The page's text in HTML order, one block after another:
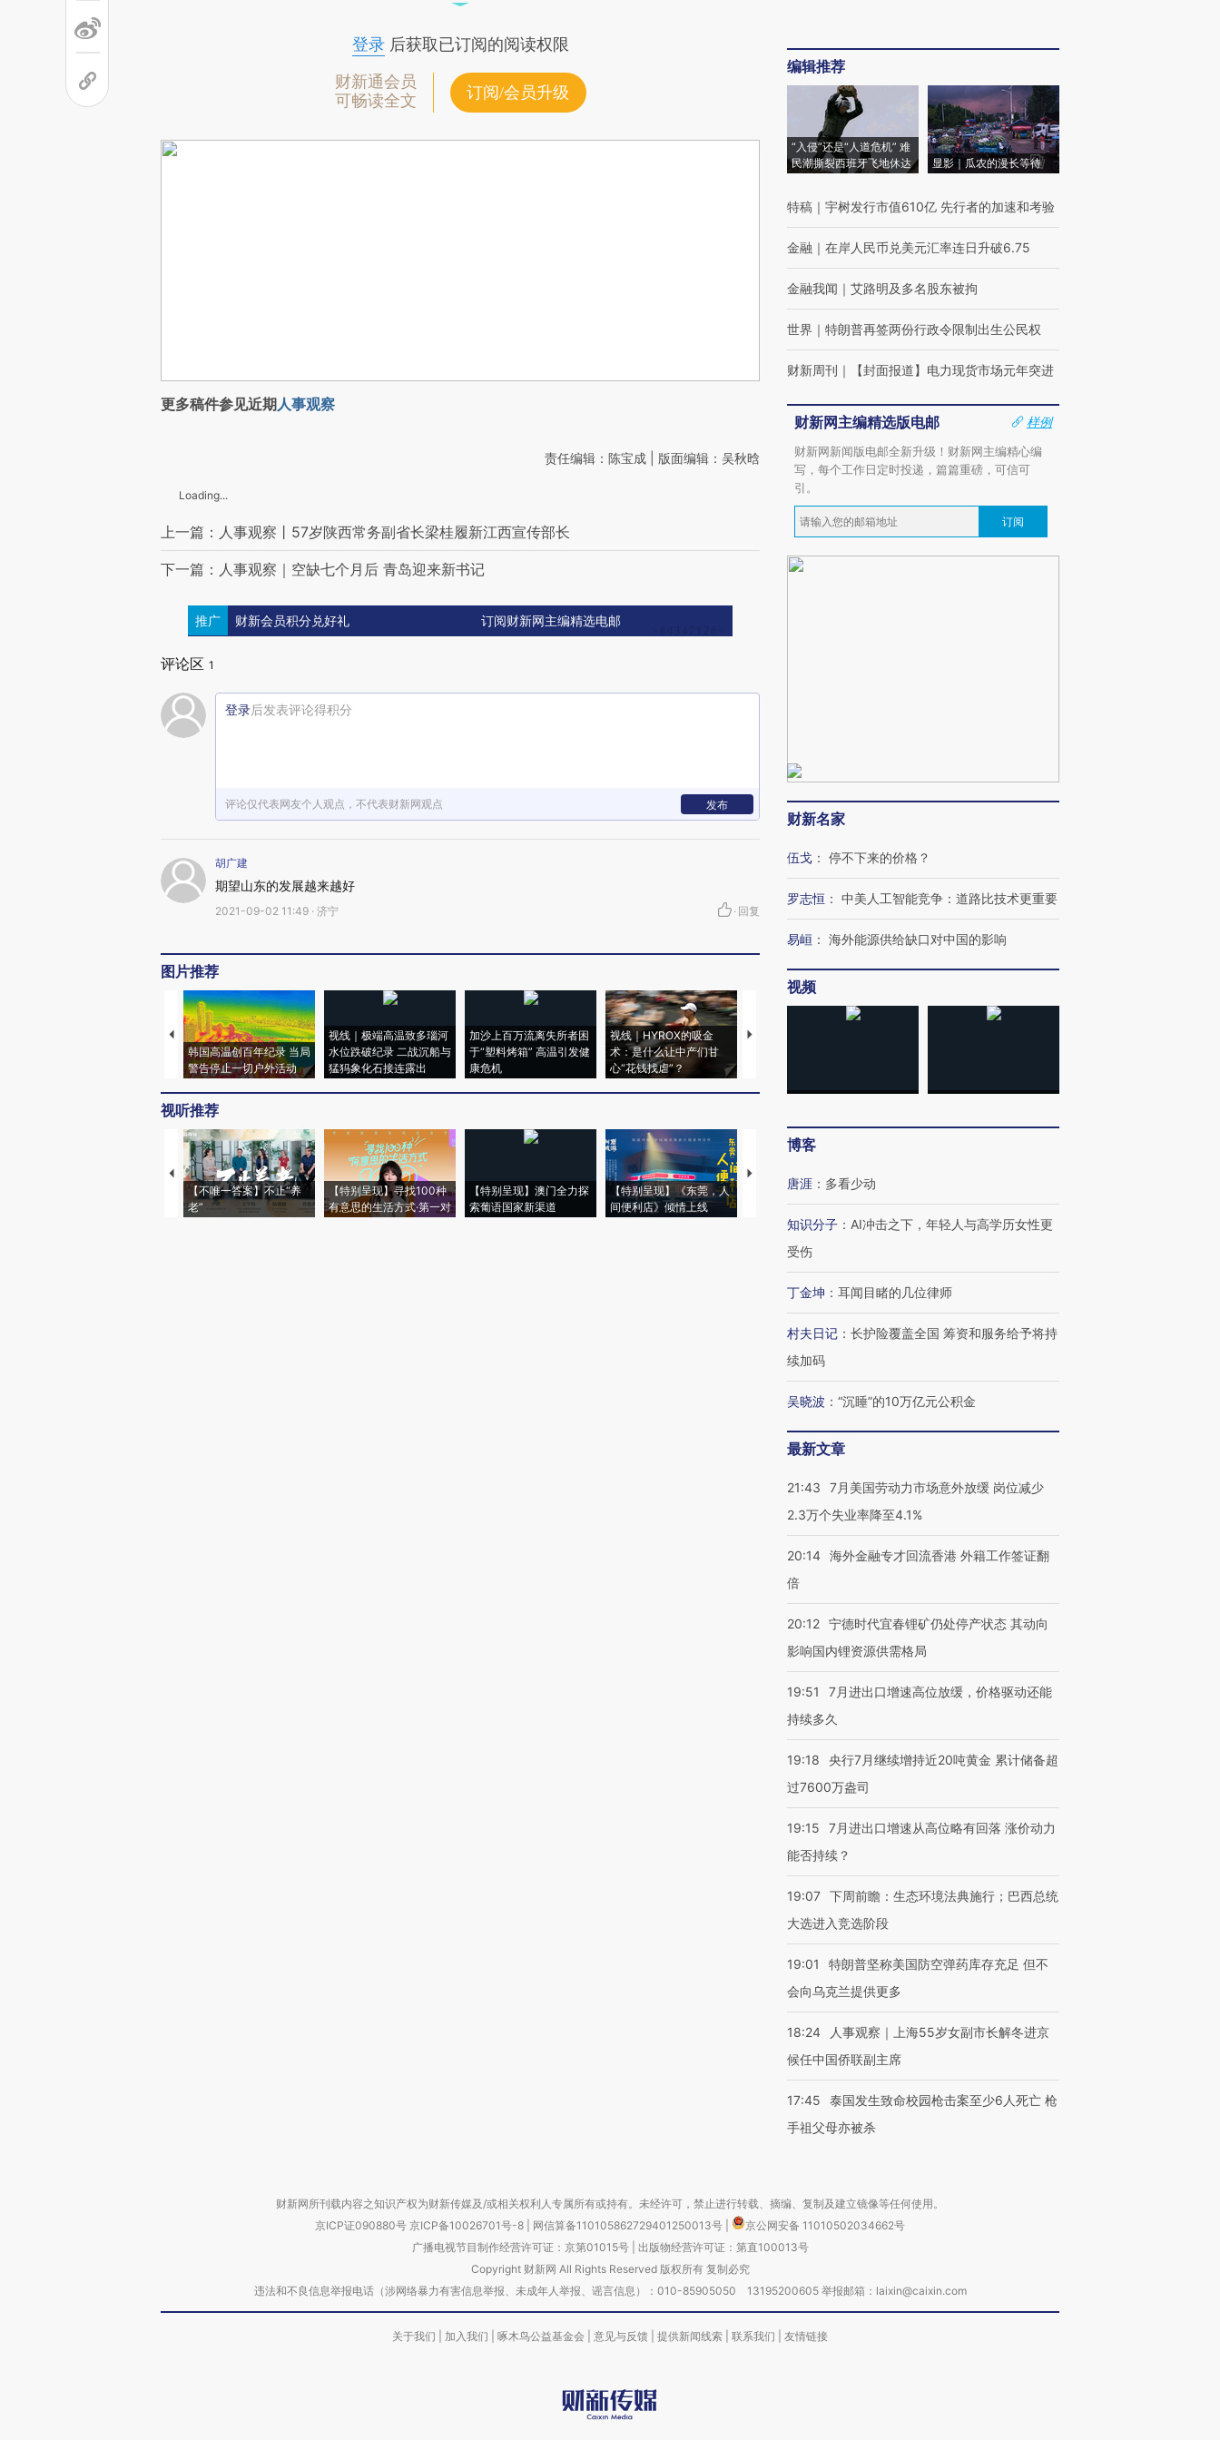
登录后获取已订阅的阅读权限
财新通会员
可畅读全文
订阅/会员升级
更多稿件参见近期人事观察
责任编辑：陈宝成 | 版面编辑：吴秋晗
Loading...
上一篇：人事观察丨57岁陕西常务副省长梁桂履新江西宣传部长
下一篇：人事观察｜空缺七个月后 青岛迎来新书记
推广 财新会员积分兑好礼 订阅财新网主编精选电邮
评论区 1
登录后发表评论得积分
评论仅代表网友个人观点，不代表财新网观点 发布
胡广建
期望山东的发展越来越好
2021-09-02 11:49 · 济宁 · 回复
图片推荐
韩国高温创百年纪录 当局
警告停止一切户外活动
视线｜极端高温致多瑙河
水位跌破纪录 二战沉船与
猛犸象化石接连露出
加沙上百万流离失所者困
于“塑料烤箱” 高温引发健
康危机
视线｜HYROX的吸金
术：是什么让中产们甘
心“花钱找虐”？
马航飞行员跨国走私7万
视听推荐
【不唯一答案】不止“养
老”
【特别呈现】寻找100种
有意思的生活方式·第一对
【特别呈现】澳门全力探
索葡语国家新渠道
【特别呈现】《东莞，人
间便利店》倾情上线
【推广】走进第四届链博
会，让数智科技“链”接产
有意思的生活方式·第三对
住三大增长引擎是什么？
编辑推荐
“入侵”还是“人道危机” 难
民潮撕裂西班牙飞地休达
显影｜瓜农的漫长等待
特稿 ｜ 宇树发行市值610亿 先行者的加速和考验
金融 ｜ 在岸人民币兑美元汇率连日升破6.75
金融我闻 ｜ 艾路明及多名股东被拘
世界 ｜ 特朗普再签两份行政令限制出生公民权
财新周刊 ｜ 【封面报道】电力现货市场元年突进
财新网主编精选版电邮
样例
财新网新闻版电邮全新升级！财新网主编精心编
写，每个工作日定时投递，篇篇重磅，可信可
引。
订阅
财新名家
伍戈 ： 停不下来的价格？
罗志恒 ： 中美人工智能竞争：道路比技术更重要
易峘 ： 海外能源供给缺口对中国的影响
视频
博客
唐涯 ： 多看少动
知识分子 ： AI冲击之下，年轻人与高学历女性更
受伤
丁金坤 ： 耳闻目睹的几位律师
村夫日记 ： 长护险覆盖全国 筹资和服务给予将持
续加码
吴晓波 ： “沉睡”的10万亿元公积金
最新文章
21:43
7月美国劳动力市场意外放缓 岗位减少
2.3万个失业率降至4.1%
20:14 海外金融专才回流香港 外籍工作签证翻
倍
20:12 宁德时代宜春锂矿仍处停产状态 其动向
影响国内锂资源供需格局
19:51
7月进出口增速高位放缓，价格驱动还能
持续多久
19:18
央行7月继续增持近20吨黄金 累计储备超
过7600万盎司
19:15
7月进出口增速从高位略有回落 涨价动力
能否持续？
19:07 下周前瞻：生态环境法典施行；巴西总统
大选进入竞选阶段
19:01
特朗普坚称美国防空弹药库存充足 但不
会向乌克兰提供更多
18:24
人事观察｜上海55岁女副市长解冬进京
候任中国侨联副主席
17:45
泰国发生致命校园枪击案至少6人死亡 枪
手祖父母亦被杀
财新网所刊载内容之知识产权为财新传媒及/或相关权利人专属所有或持有。未经许可，禁止进行转载、摘编、复制及建立镜像等任何使用。
京ICP证090880号 京ICP备10026701号-8 网信算备110105862729401250013号
京公网安备 11010502034662号
广播电视节目制作经营许可证：京第01015号| 出版物经营许可证：第直100013号
Copyright 财新网 All Rights Reserved 版权所有 复制必究
违法和不良信息举报电话（涉网络暴力有害信息举报、未成年人举报、谣言信息）：010-85905050 13195200605 举报邮箱：laixin@caixin.com
关于我们 加入我们 啄木鸟公益基金会 意见与反馈 提供新闻线索 联系我们 友情链接